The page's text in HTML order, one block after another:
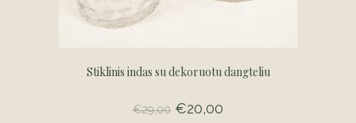
Stiklinis indas su dekoruotu dangteliu
€29,00 Original
price
€20,00